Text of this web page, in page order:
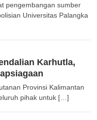
pengembangan sumber
Universitas Palangka
Karhutla,
Provinsi Kalimantan
pihak untuk […]